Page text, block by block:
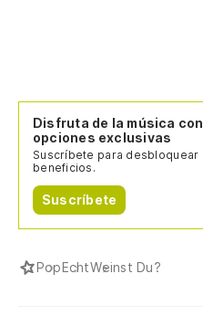
Disfruta de la música con
opciones exclusivas
Suscríbete para desbloquear
beneficios.
Suscríbete
PopEchtWeinst Du?